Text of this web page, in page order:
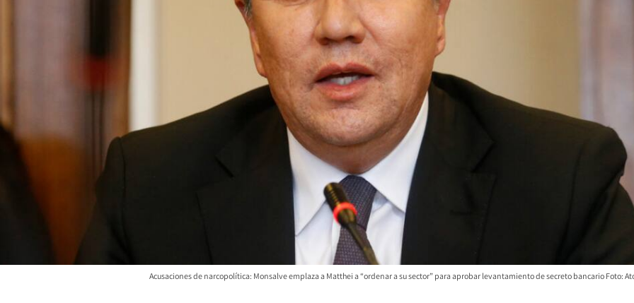
Acusaciones de narcopolítica: Monsalve emplaza a Matthei a “ordenar a su sector” para aprobar levantamiento de secreto bancario Foto: